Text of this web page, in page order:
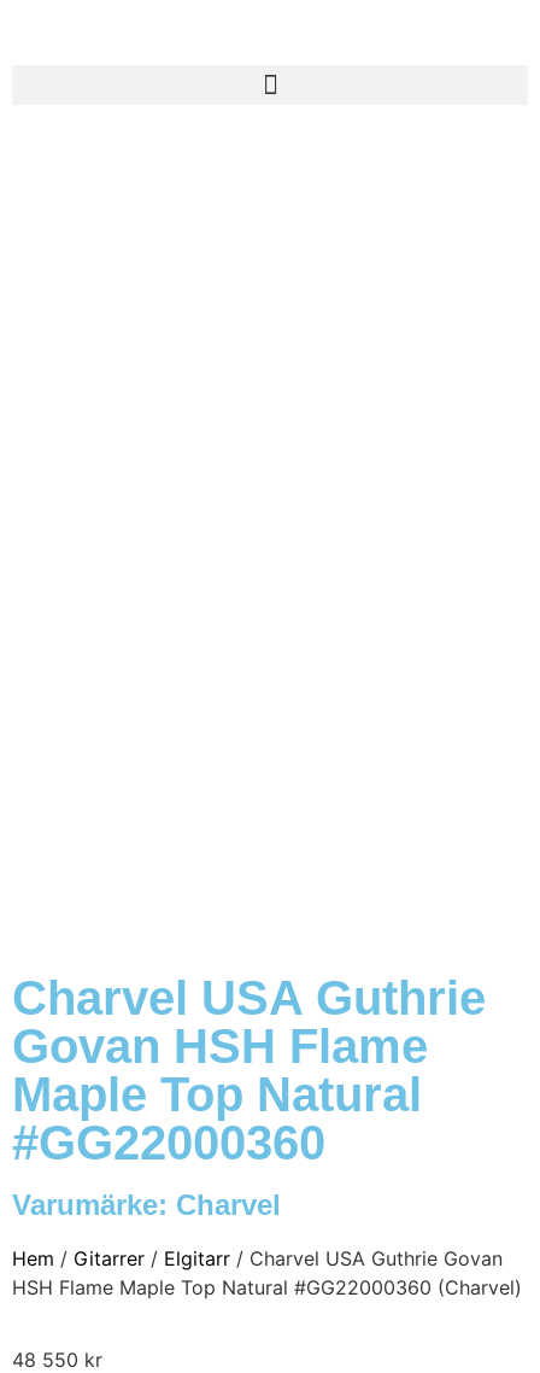
Charvel USA Guthrie
Govan HSH Flame
Maple Top Natural
#GG22000360
Varumärke: Charvel
Hem / Gitarrer / Elgitarr / Charvel USA Guthrie Govan
HSH Flame Maple Top Natural #GG22000360 (Charvel)
48 550 kr